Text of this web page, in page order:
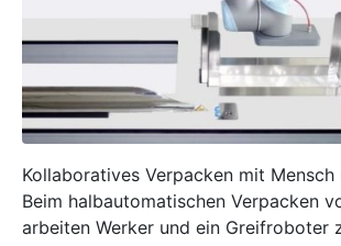
Kollaboratives Verpacken mit Mensch
Beim halbautomatischen Verpacken
arbeiten Werker und ein Greifroboter